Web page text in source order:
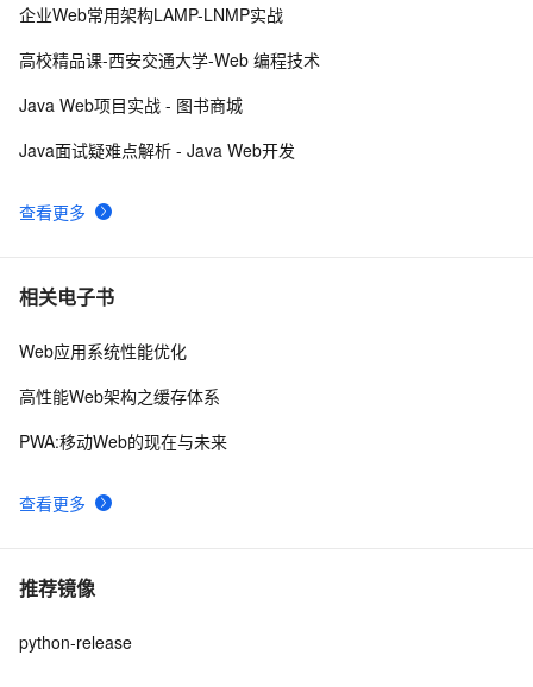
10【优秀python web设计】基于Python flask的猫眼电影
MySQL，包括爬虫
查看更多
企业Web常用架构LAMP-LNMP实战
高校精品课-西安交通大学-Web 编程技术
Java Web项目实战 - 图书商城
Java面试疑难点解析 - Java Web开发
相关电子书
查看更多
Web应用系统性能优化
高性能Web架构之缓存体系
PWA:移动Web的现在与未来
推荐镜像
python-release